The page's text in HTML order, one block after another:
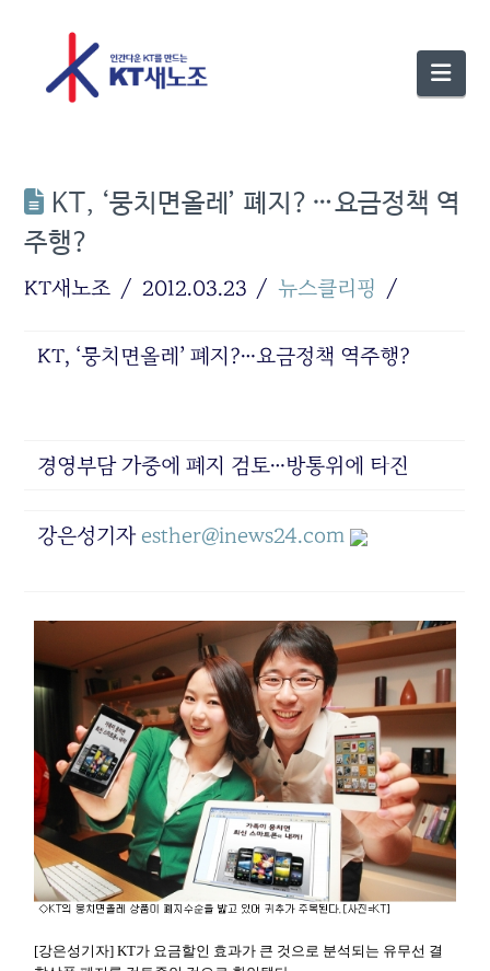
KT, ‘뭉치면올레’ 폐지?…요금정책 역
주행?
KT새노조 2012.03.23 뉴스클리핑
KT, ‘뭉치면올레’ 폐지?…요금정책 역주행?
경영부담 가중에 폐지 검토…방통위에 타진
강은성기자 esther@inews24.com
[강은성기자] KT가 요금할인 효과가 큰 것으로 분석되는 유무선 결